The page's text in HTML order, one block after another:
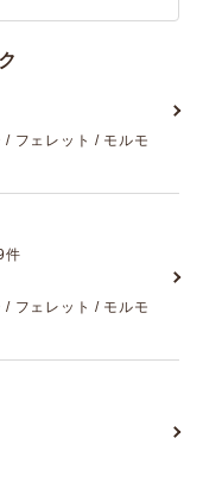
フェレット / モルモ
件
フェレット / モルモ